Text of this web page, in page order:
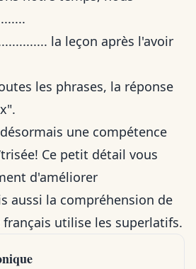
la leçon après l'avoir
les phrases, la réponse
une compétence
Ce petit détail vous
d'améliorer
aussi la compréhension de
utilise les superlatifs.